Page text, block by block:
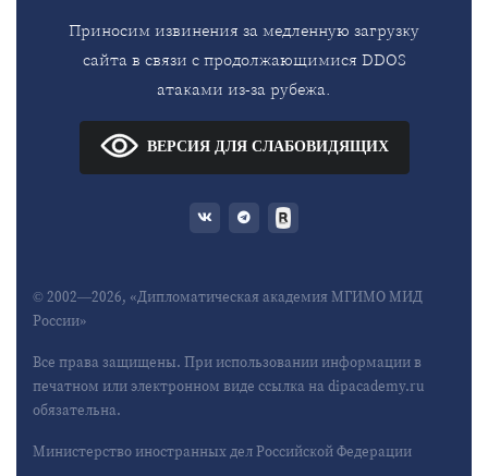
Приносим извинения за медленную загрузку
сайта в связи с продолжающимися DDOS
атаками из-за рубежа.
ВЕРСИЯ ДЛЯ СЛАБОВИДЯЩИХ
© 2002—2026, «Дипломатическая академия МГИМО МИД
России»
Все права защищены. При использовании информации в
печатном или электронном виде ссылка на dipacademy.ru
обязательна.
Министерство иностранных дел Российской Федерации